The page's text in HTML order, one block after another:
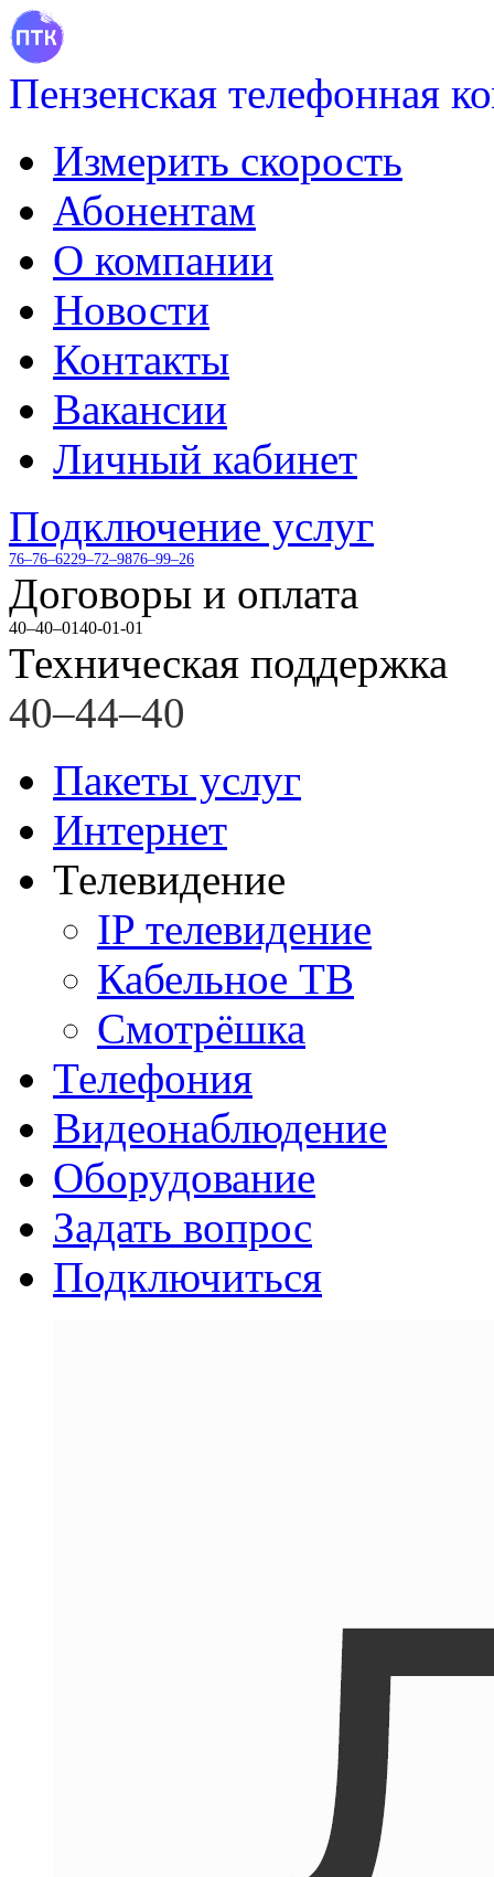
Пензенская телефонная
Измерить скорость
Абонентам
О компании
Новости
Контакты
Вакансии
Личный кабинет
Подключение услуг
76–76–6229–72–9876–99–26
Договоры и оплата
40–40–0140-01-01
Техническая поддержка
40–44–40
Пакеты услуг
Интернет
Телевидение
IP телевидение
Кабельное ТВ
Смотрёшка
Телефония
Видеонаблюдение
Оборудование
Задать вопрос
Подключиться